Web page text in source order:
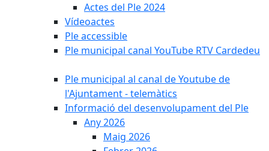
Actes del Ple 2024
Vídeoactes
Ple accessible
Ple municipal canal YouTube RTV Cardedeu
Ple municipal al canal de Youtube de
l'Ajuntament - telemàtics
Informació del desenvolupament del Ple
Any 2026
Maig 2026